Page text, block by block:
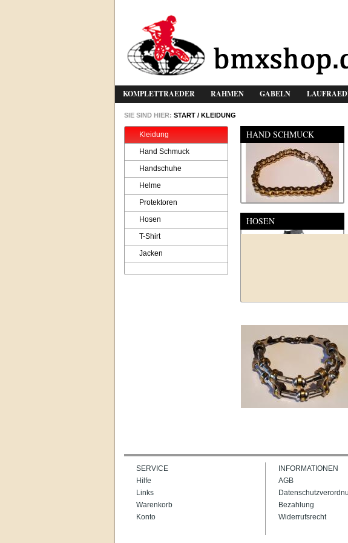
KOMPLETTRAEDER RAHMEN GABELN
SIE SIND HIER: START/ KLEIDUNG
Kleidung
Hand Schmuck
Handschuhe
Helme
Protektoren
Hosen
T-Shirt
Jacken
HAND SCHMUCK
HOSEN
SERVICE
Hilfe
Links
Warenkorb
Konto
INFORMATIONEN
AGB
Bezahlung
Widerrufsrecht